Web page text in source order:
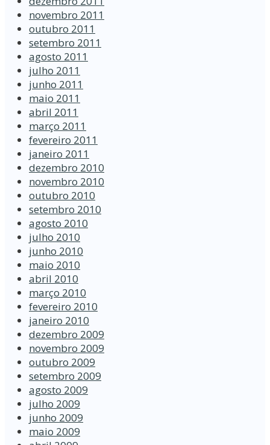
novembro 2011
outubro 2011
setembro 2011
agosto 2011
julho 2011
junho 2011
maio 2011
abril 2011
março 2011
fevereiro 2011
janeiro 2011
dezembro 2010
novembro 2010
outubro 2010
setembro 2010
agosto 2010
julho 2010
junho 2010
maio 2010
abril 2010
março 2010
fevereiro 2010
janeiro 2010
dezembro 2009
novembro 2009
outubro 2009
setembro 2009
agosto 2009
julho 2009
junho 2009
maio 2009